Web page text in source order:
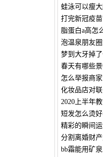
蛙泳可以瘦
打完新冠疫
脂蛋白a高怎
泡温泉朋友
梦到大牙掉
春天有哪些
怎么举报商家
化妆品店对联
2020上半年
短发怎么烫
精彩的瞬间
分割离婚财
bb霜能用矿